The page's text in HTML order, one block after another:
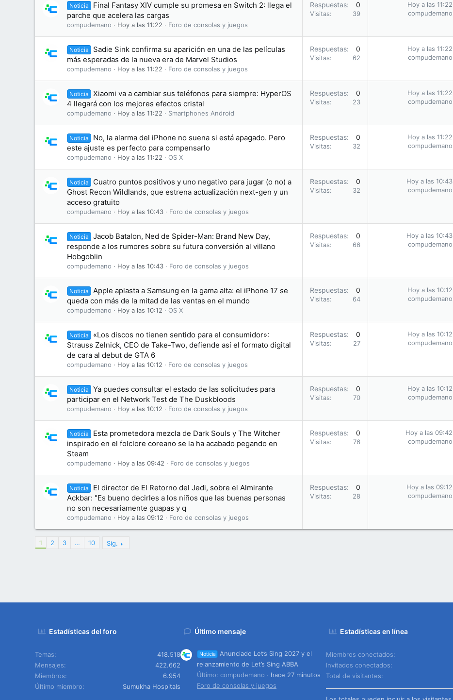
Noticia
Final Fantasy XIV cumple su promesa en Switch 2: llega el
parche que acelera las cargas
compudemano Hoy a las 11:22 Foro de consolas y juegos
Respuestas 0
Visitas 39
Hoy a las 11:22
compudemano
Noticia
Sadie Sink confirma su aparición en una de las películas
más esperadas de la nueva era de Marvel Studios
compudemano Hoy a las 11:22 Foro de consolas y juegos
Respuestas 0
Visitas 62
Hoy a las 11:22
compudemano
Noticia
Xiaomi va a cambiar sus teléfonos para siempre: HyperOS
4 llegará con los mejores efectos cristal
compudemano Hoy a las 11:22 Smartphones Android
Respuestas 0
Visitas 23
Hoy a las 11:22
compudemano
Noticia
No, la alarma del iPhone no suena si está apagado. Pero
este ajuste es perfecto para compensarlo
compudemano Hoy a las 11:22 OS X
Respuestas 0
Visitas 32
Hoy a las 11:22
compudemano
Noticia
Cuatro puntos positivos y uno negativo para jugar (o no) a
Ghost Recon Wildlands, que estrena actualización next-gen y un
acceso gratuito
compudemano Hoy a las 10:43 Foro de consolas y juegos
Respuestas 0
Visitas 32
Hoy a las 10:43
compudemano
Noticia
Jacob Batalon, Ned de Spider-Man: Brand New Day,
responde a los rumores sobre su futura conversión al villano
Hobgoblin
compudemano Hoy a las 10:43 Foro de consolas y juegos
Respuestas 0
Visitas 66
Hoy a las 10:43
compudemano
Noticia
Apple aplasta a Samsung en la gama alta: el iPhone 17 se
queda con más de la mitad de las ventas en el mundo
compudemano Hoy a las 10:12 OS X
Respuestas 0
Visitas 64
Hoy a las 10:12
compudemano
Noticia
«Los discos no tienen sentido para el consumidor»:
Strauss Zelnick, CEO de Take-Two, defiende así el formato digital
de cara al debut de GTA 6
compudemano Hoy a las 10:12 Foro de consolas y juegos
Respuestas 0
Visitas 27
Hoy a las 10:12
compudemano
Noticia
Ya puedes consultar el estado de las solicitudes para
participar en el Network Test de The Duskbloods
compudemano Hoy a las 10:12 Foro de consolas y juegos
Respuestas 0
Visitas 70
Hoy a las 10:12
compudemano
Noticia
Esta prometedora mezcla de Dark Souls y The Witcher
inspirado en el folclore coreano se la ha acabado pegando en
Steam
compudemano Hoy a las 09:42 Foro de consolas y juegos
Respuestas 0
Visitas 76
Hoy a las 09:42
compudemano
Noticia
El director de El Retorno del Jedi, sobre el Almirante
Ackbar: "Es bueno decirles a los niños que las buenas personas
no son necesariamente guapas y q
compudemano Hoy a las 09:12 Foro de consolas y juegos
Respuestas 0
Visitas 28
Hoy a las 09:12
compudemano
1 2 3 … 10 Sig.
Estadísticas del foro
Temas
418.518
Mensajes
422.662
Miembros
6.954
Último miembro
Sumukha Hospitals
Último mensaje
Noticia
Anunciado Let’s Sing 2027 y el
relanzamiento de Let’s Sing ABBA
Último: compudemano
hace 27 minutos
Foro de consolas y juegos
Estadísticas en línea
Miembros conectados
Invitados conectados
Total de visitantes